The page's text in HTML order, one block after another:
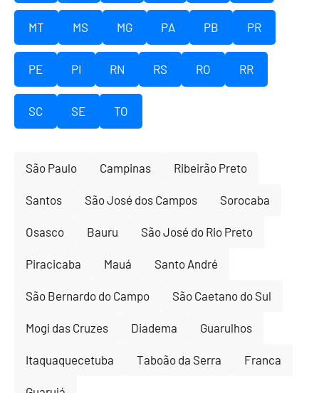
MT MS MG PA PB PR
PE PI RN RS RO RR
SC SE TO
São Paulo Campinas Ribeirão Preto
Santos São José dos Campos Sorocaba
Osasco Bauru São José do Rio Preto
Piracicaba Mauá Santo André
São Bernardo do Campo São Caetano do Sul
Mogi das Cruzes Diadema Guarulhos
Itaquaquecetuba Taboão da Serra Franca